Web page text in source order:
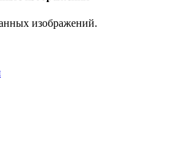
изображений.